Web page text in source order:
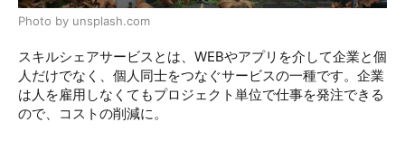
Photo by unsplash.com
スキルシェアサービスとは、WEBやアプリを介して企業と個
人だけでなく、個人同士をつなぐサービスの一種です。企業
は人を雇用しなくてもプロジェクト単位で仕事を発注できる
ので、コストの削減に。